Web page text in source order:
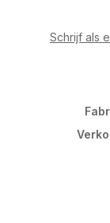
Schrijf als